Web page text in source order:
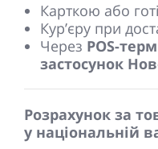
Карткою або
Кур’єру при
Через POS-
застосунок
Розрахунок за
у національній